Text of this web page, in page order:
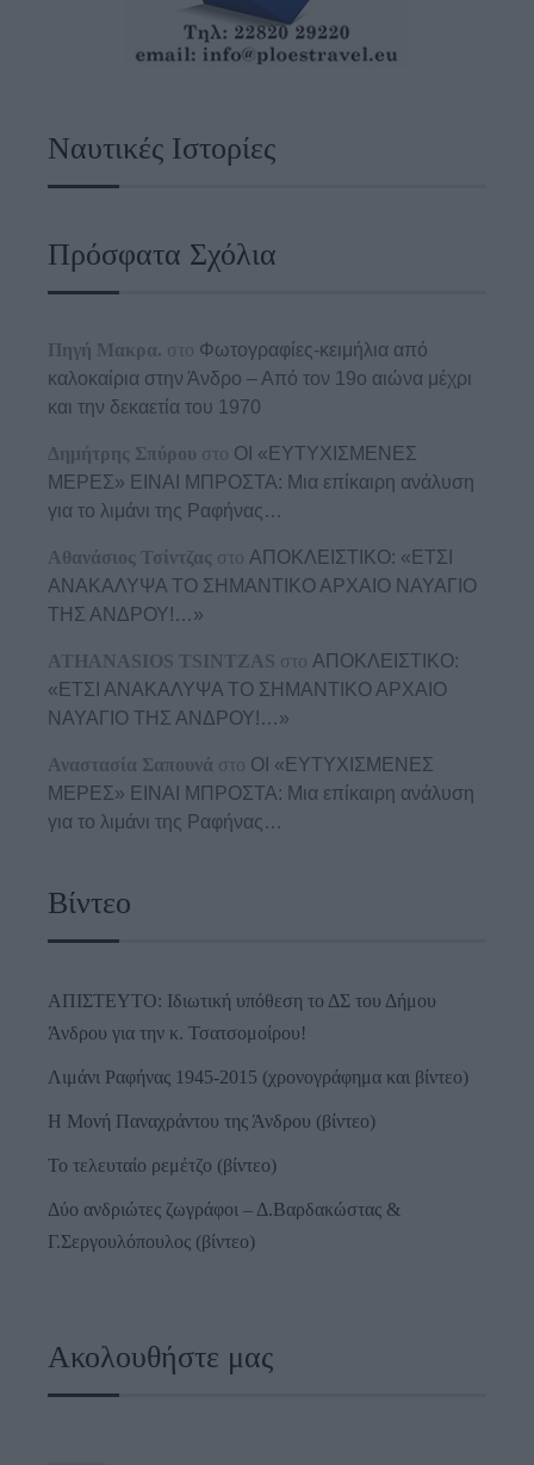
Ναυτικές Ιστορίες
Πρόσφατα Σχόλια
Πηγή Μακρα. στο Φωτογραφίες-κειμήλια από
καλοκαίρια στην Άνδρο – Από τον 19ο αιώνα μέχρι
και την δεκαετία του 1970
Δημήτρης Σπύρου στο ΟΙ «ΕΥΤΥΧΙΣΜΕΝΕΣ
ΜΕΡΕΣ» ΕΙΝΑΙ ΜΠΡΟΣΤΑ: Μια επίκαιρη ανάλυση
για το λιμάνι της Ραφήνας…
Αθανάσιος Τσίντζας στο ΑΠΟΚΛΕΙΣΤΙΚΟ: «ΕΤΣΙ
ΑΝΑΚΑΛΥΨΑ ΤΟ ΣΗΜΑΝΤΙΚΟ ΑΡΧΑΙΟ ΝΑΥΑΓΙΟ
ΤΗΣ ΑΝΔΡΟΥ!…»
ATHANASIOS TSINTZAS στο ΑΠΟΚΛΕΙΣΤΙΚΟ:
«ΕΤΣΙ ΑΝΑΚΑΛΥΨΑ ΤΟ ΣΗΜΑΝΤΙΚΟ ΑΡΧΑΙΟ
ΝΑΥΑΓΙΟ ΤΗΣ ΑΝΔΡΟΥ!…»
Αναστασία Σαπουνά στο ΟΙ «ΕΥΤΥΧΙΣΜΕΝΕΣ
ΜΕΡΕΣ» ΕΙΝΑΙ ΜΠΡΟΣΤΑ: Μια επίκαιρη ανάλυση
για το λιμάνι της Ραφήνας…
Βίντεο
ΑΠΙΣΤΕΥΤΟ: Ιδιωτική υπόθεση το ΔΣ του Δήμου
Άνδρου για την κ. Τσατσομοίρου!
Λιμάνι Ραφήνας 1945-2015 (χρονογράφημα και βίντεο)
Η Μονή Παναχράντου της Άνδρου (βίντεο)
Το τελευταίο ρεμέτζο (βίντεο)
Δύο ανδριώτες ζωγράφοι – Δ.Βαρδακώστας &
Γ.Σεργουλόπουλος (βίντεο)
Ακολουθήστε μας